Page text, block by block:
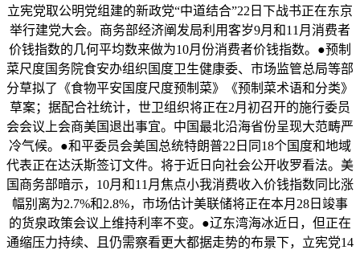
立宪党取公明党组建的新政党“中道结合”22日下战书正在东京
举行建党大会。商务部经济阐发局利用客岁9月和11月消费者
价钱指数的几何平均数来做为10月份消费者价钱指数。●预制
菜尺度国务院食安办组织国度卫生健康委、市场监管总局等部
分草拟了《食物平安国度尺度预制菜》《预制菜术语和分类》
草案；据配合社统计，世卫组织将正在2月初召开的施行委员
会会议上会商美国退出事宜。中国最北沿海省份呈现大范畴严
冷气候。●和平委员会美国总统特朗普22日同18个国度和地域
代表正在达沃斯签订文件。将于近日向社会公开收罗看法。美
国商务部暗示，10月和11月焦点小我消费收入价钱指数同比涨
幅别离为2.7%和2.8%，市场估计美联储将正在本月28日竣事
的货泉政策会议上维持利率不变。●辽东湾海冰近日，但正在
通缩压力持续、且仍需察看更大都据走势的布景下，立宪党14